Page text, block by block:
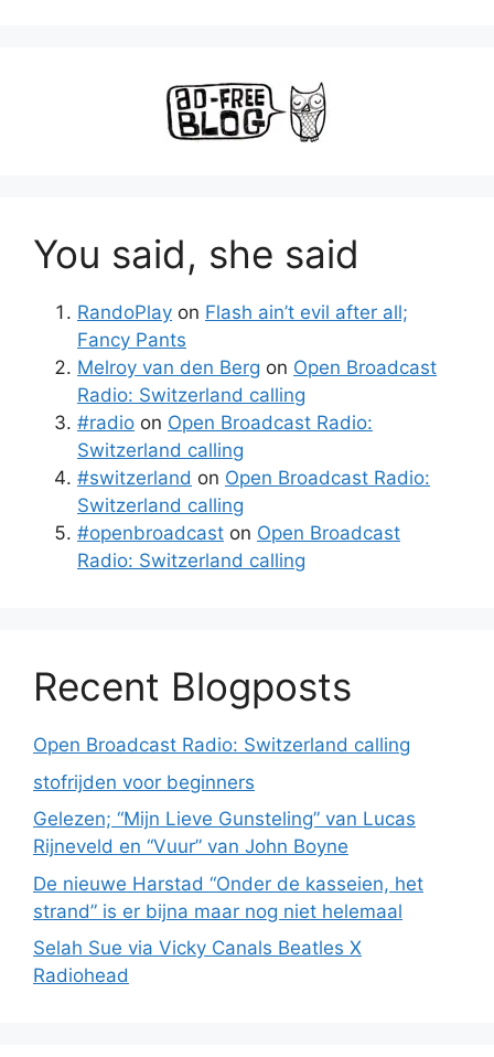
You said, she said
RandoPlay on Flash ain’t evil after all;
Fancy Pants
Melroy van den Berg on Open Broadcast
Radio: Switzerland calling
#radio on Open Broadcast Radio:
Switzerland calling
#switzerland on Open Broadcast Radio:
Switzerland calling
#openbroadcast on Open Broadcast
Radio: Switzerland calling
Recent Blogposts
Open Broadcast Radio: Switzerland calling
stofrijden voor beginners
Gelezen; “Mijn Lieve Gunsteling” van Lucas
Rijneveld en “Vuur” van John Boyne
De nieuwe Harstad “Onder de kasseien, het
strand” is er bijna maar nog niet helemaal
Selah Sue via Vicky Canals Beatles X
Radiohead